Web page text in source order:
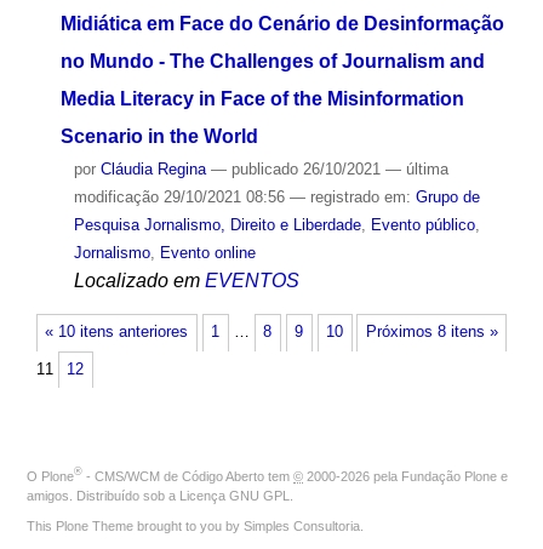
Midiática em Face do Cenário de Desinformação
no Mundo - The Challenges of Journalism and
Media Literacy in Face of the Misinformation
Scenario in the World
por Cláudia Regina — publicado26/10/2021 — última
modificação29/10/2021 08:56 — registrado em: Grupo de
Pesquisa Jornalismo, Direito e Liberdade, Evento público,
Jornalismo, Evento online
Localizado em EVENTOS
« 10 itens anteriores Próximos 8 itens »
1 … 8 9 10
11 12
O Plone® - CMS/WCM de Código Aberto tem © 2000-2026 pela Fundação Plone e
amigos. Distribuído sob a Licença GNU GPL
This Plone Theme brought to you by Simples Consultoria